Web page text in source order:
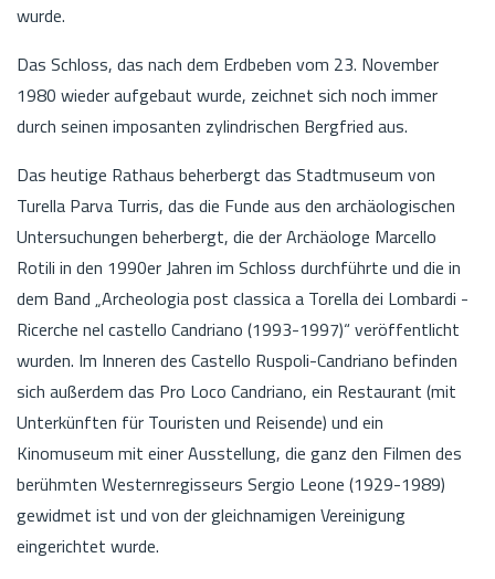
wurde.
Das Schloss, das nach dem Erdbeben vom 23. November
1980 wieder aufgebaut wurde, zeichnet sich noch immer
durch seinen imposanten zylindrischen Bergfried aus.
Das heutige Rathaus beherbergt das Stadtmuseum von
Turella Parva Turris, das die Funde aus den archäologischen
Untersuchungen beherbergt, die der Archäologe Marcello
Rotili in den 1990er Jahren im Schloss durchführte und die in
dem Band „Archeologia post classica a Torella dei Lombardi -
Ricerche nel castello Candriano (1993-1997)“ veröffentlicht
wurden. Im Inneren des Castello Ruspoli-Candriano befinden
sich außerdem das Pro Loco Candriano, ein Restaurant (mit
Unterkünften für Touristen und Reisende) und ein
Kinomuseum mit einer Ausstellung, die ganz den Filmen des
berühmten Westernregisseurs Sergio Leone (1929-1989)
gewidmet ist und von der gleichnamigen Vereinigung
eingerichtet wurde.